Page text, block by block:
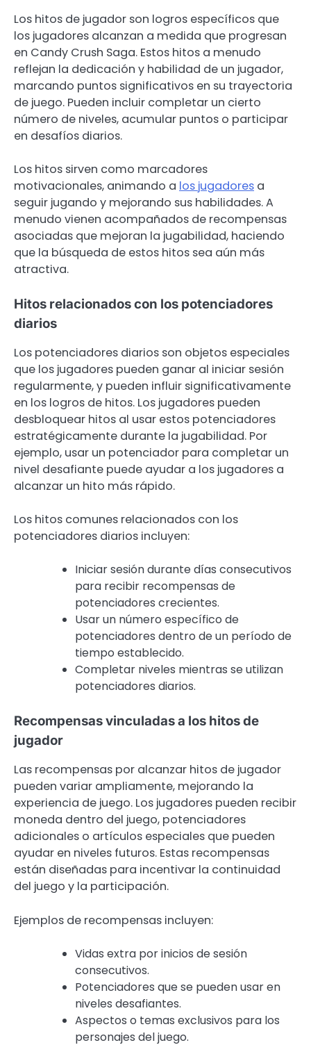
Los hitos de jugador son logros específicos que
los jugadores alcanzan a medida que progresan
en Candy Crush Saga. Estos hitos a menudo
reflejan la dedicación y habilidad de un jugador,
marcando puntos significativos en su trayectoria
de juego. Pueden incluir completar un cierto
número de niveles, acumular puntos o participar
en desafíos diarios.
Los hitos sirven como marcadores
motivacionales, animando a los jugadores a
seguir jugando y mejorando sus habilidades. A
menudo vienen acompañados de recompensas
asociadas que mejoran la jugabilidad, haciendo
que la búsqueda de estos hitos sea aún más
atractiva.
Hitos relacionados con los potenciadores
diarios
Los potenciadores diarios son objetos especiales
que los jugadores pueden ganar al iniciar sesión
regularmente, y pueden influir significativamente
en los logros de hitos. Los jugadores pueden
desbloquear hitos al usar estos potenciadores
estratégicamente durante la jugabilidad. Por
ejemplo, usar un potenciador para completar un
nivel desafiante puede ayudar a los jugadores a
alcanzar un hito más rápido.
Los hitos comunes relacionados con los
potenciadores diarios incluyen:
Iniciar sesión durante días consecutivos
para recibir recompensas de
potenciadores crecientes.
Usar un número específico de
potenciadores dentro de un período de
tiempo establecido.
Completar niveles mientras se utilizan
potenciadores diarios.
Recompensas vinculadas a los hitos de
jugador
Las recompensas por alcanzar hitos de jugador
pueden variar ampliamente, mejorando la
experiencia de juego. Los jugadores pueden recibir
moneda dentro del juego, potenciadores
adicionales o artículos especiales que pueden
ayudar en niveles futuros. Estas recompensas
están diseñadas para incentivar la continuidad
del juego y la participación.
Ejemplos de recompensas incluyen:
Vidas extra por inicios de sesión
consecutivos.
Potenciadores que se pueden usar en
niveles desafiantes.
Aspectos o temas exclusivos para los
personajes del juego.